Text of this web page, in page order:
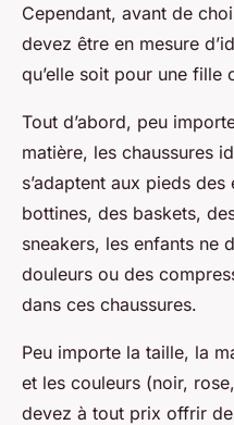
Cependant, avant de
devez être en mesure
qu’elle soit pour une fille
Tout d’abord, peu
matière, les chaussures
s’adaptent aux pieds
bottines, des baskets,
sneakers, les enfants ne
douleurs ou des
dans ces chaussures.
Peu importe la taille, la
et les couleurs (noir,
devez à tout prix offrir